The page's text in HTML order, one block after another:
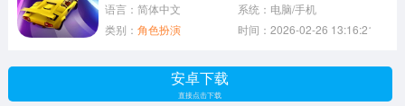
益智游戏 音乐游戏 传奇游戏
模拟游戏
语言：简体中文
系统：电脑/手机
类别： 角色扮演 时间：2026-02-26 13:16:21
安卓下载
直接点击下载